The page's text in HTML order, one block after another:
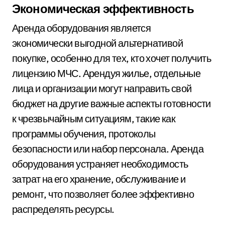
Экономическая эффективность
Аренда оборудования является
экономически выгодной альтернативой
покупке, особенно для тех, кто хочет получить
лицензию МЧС. Арендуя жилье, отдельные
лица и организации могут направить свой
бюджет на другие важные аспекты готовности
к чрезвычайным ситуациям, такие как
программы обучения, протоколы
безопасности или набор персонала. Аренда
оборудования устраняет необходимость
затрат на его хранение, обслуживание и
ремонт, что позволяет более эффективно
распределять ресурсы.